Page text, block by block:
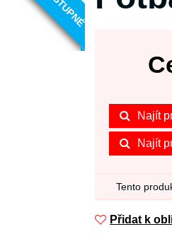
Najít
Najít
Tento
Přidat k